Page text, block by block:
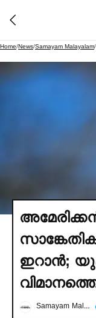
Home/News/Samayam Malayalam/
ഇറാൻ;
Samayam Malayalam